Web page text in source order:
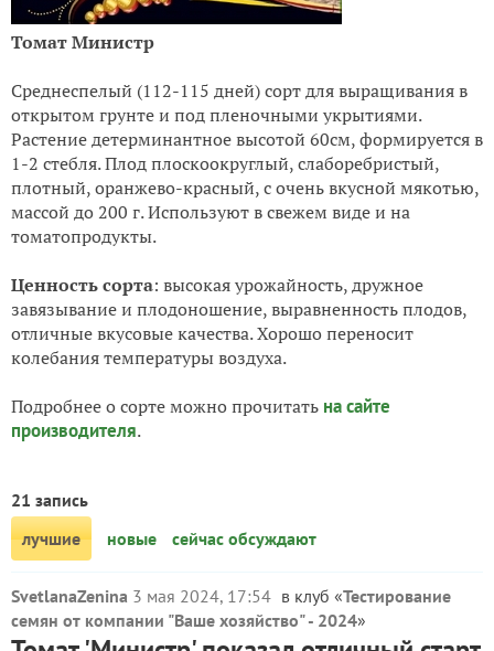
Томат Министр
Среднеспелый (112-115 дней) сорт для выращивания в
открытом грунте и под пленочными укрытиями.
Растение детерминантное высотой 60см, формируется в
1-2 стебля. Плод плоскоокруглый, слаборебристый,
плотный, оранжево-красный, с очень вкусной мякотью,
массой до 200 г. Используют в свежем виде и на
томатопродукты.
Ценность сорта: высокая урожайность, дружное
завязывание и плодоношение, выравненность плодов,
отличные вкусовые качества. Хорошо переносит
колебания температуры воздуха.
Подробнее о сорте можно прочитать на сайте
производителя.
21 запись
лучшие
новые сейчас обсуждают
SvetlanaZenina 3 мая 2024, 17:54 в клуб «Тестирование
семян от компании "Ваше хозяйство" - 2024»